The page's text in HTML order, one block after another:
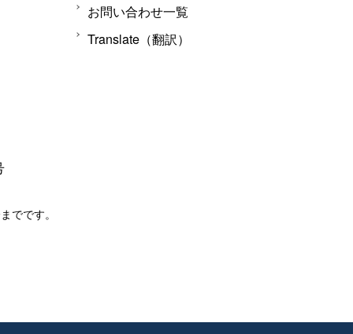
お問い合わせ一覧
Translate（翻訳）
でです。